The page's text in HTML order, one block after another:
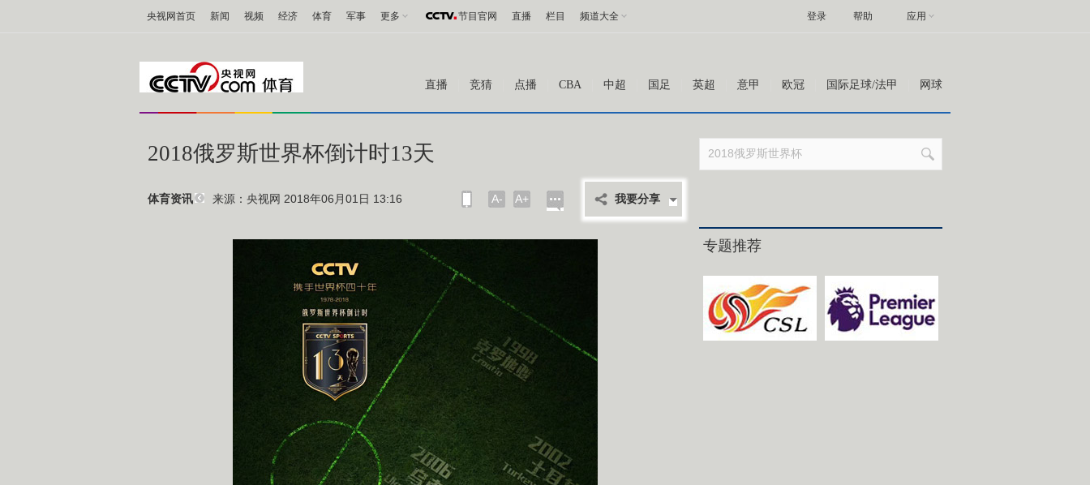
央视网首页 新闻 视频 经济 体育 军事 更多 节目官网 直播 栏目 频道大全 帮助 应用
登录
直播 竞猜 点播 CBA 中超 国足 英超 意甲 欧冠 国际足球/法甲 网球
2018俄罗斯世界杯倒计时13天
体育资讯 来源：央视网 2018年06月01日 13:16 A- A+ 我要分享
专题推荐